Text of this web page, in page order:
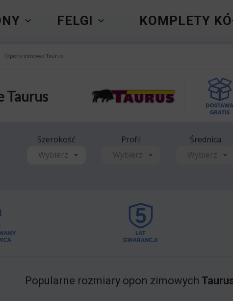
FELGI KOMPLETY
Opony zimowe Taurus
Taurus
Szerokość
Wybierz
Profil
Wybierz
Średnica
Wybierz
Popularne rozmiary opon zimowych